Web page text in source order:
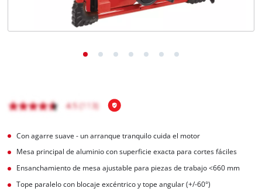
Con agarre suave - un arranque tranquilo cuida el motor
Mesa principal de aluminio con superficie exacta para cortes fáciles
Ensanchamiento de mesa ajustable para piezas de trabajo <660 mm
Tope paralelo con blocaje excéntrico y tope angular (+/-60°)